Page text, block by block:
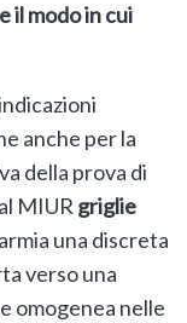
il modo in cui
anche per la
della prova di
MIUR griglie
una discreta
verso una
omogenea nelle